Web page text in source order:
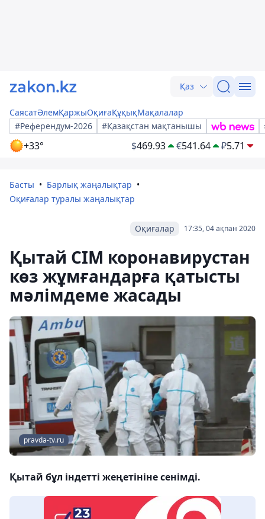
Қаз
СаясатӘлемҚаржыОқиғаҚұқықМақалалар
#Референдум-2026
#Қазақстан мақтанышы
+33° $469.93 €541.64 ₽5.71
Басты
Барлық жаңалықтар
Оқиғалар туралы жаңалықтар
17:35, 04 ақпан 2020
Оқиғалар
Қытай СІМ коронавирустан
көз жұмғандарға қатысты
мәлімдеме жасады
pravda-tv.ru
Қытай бұл індетті жеңетініне сенімді.